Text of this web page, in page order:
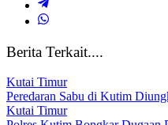
Berita Terkait....
Kutai Timur
Peredaran Sabu di Kutim
Kutai Timur